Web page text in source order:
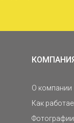
О компании
Как
Фотографии